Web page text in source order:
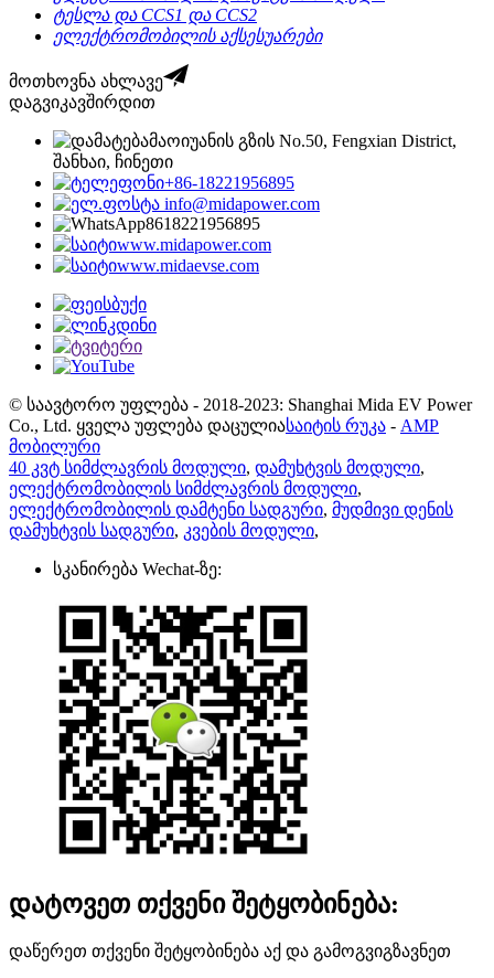
ტესლა და CCS1 და CCS2
ელექტრომობილის აქსესუარები
მოთხოვნა ახლავე
დაგვიკავშირდით
მაოიუანის გზის No.50, Fengxian District,
შანხაი, ჩინეთი
+86-18221956895
info@midapower.com
8618221956895
www.midapower.com
www.midaevse.com
© საავტორო უფლება - 2018-2023: Shanghai Mida EV Power
Co., Ltd. ყველა უფლება დაცულიასაიტის რუკა - AMP
მობილური
40 კვტ სიმძლავრის მოდული, დამუხტვის მოდული,
ელექტრომობილის სიმძლავრის მოდული,
ელექტრომობილის დამტენი სადგური, მუდმივი დენის
დამუხტვის სადგური, კვების მოდული,
სკანირება Wechat-ზე:
დატოვეთ თქვენი შეტყობინება:
დაწერეთ თქვენი შეტყობინება აქ და გამოგვიგზავნეთ